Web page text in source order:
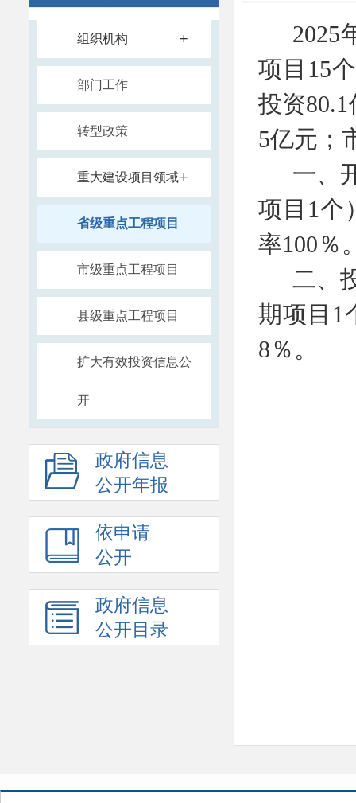
组织机构 +
部门工作
转型政策
重大建设项目领域+
省级重点工程项目
市级重点工程项目
县级重点工程项目
扩大有效投资信息公
开
政府信息
公开年报
依申请
公开
政府信息
公开目录
2025
项目15
投资
5亿元；
一、
项目1个
率100％
二、
期项目1
8％。